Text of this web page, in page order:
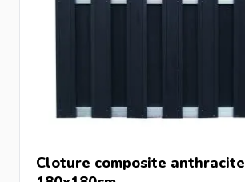
Cloture composite anthracite